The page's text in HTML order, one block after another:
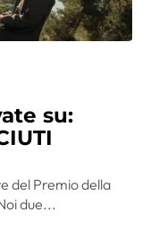
su:
del Premio della
due...